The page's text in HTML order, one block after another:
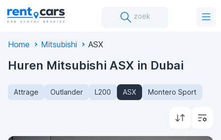
zoek
Home Mitsubishi ASX
Huren Mitsubishi ASX in Dubai
Attrage Outlander L200 ASX Montero Sport